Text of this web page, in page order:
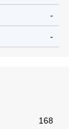
-
-
168